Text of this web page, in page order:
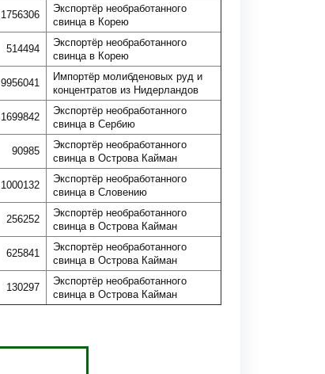
1756306
Экспортёр необработанного
свинца в Корею
514494
Экспортёр необработанного
свинца в Корею
9956041
Импортёр молибденовых руд и
концентратов из Нидерландов
1699842
Экспортёр необработанного
свинца в Сербию
90985
Экспортёр необработанного
свинца в Острова Кайман
1000132
Экспортёр необработанного
свинца в Словению
256252
Экспортёр необработанного
свинца в Острова Кайман
625841
Экспортёр необработанного
свинца в Острова Кайман
130297
Экспортёр необработанного
свинца в Острова Кайман